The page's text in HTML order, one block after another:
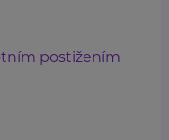
postižením